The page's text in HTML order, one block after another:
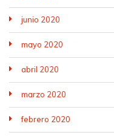
junio 2020
mayo 2020
abril 2020
marzo 2020
febrero 2020